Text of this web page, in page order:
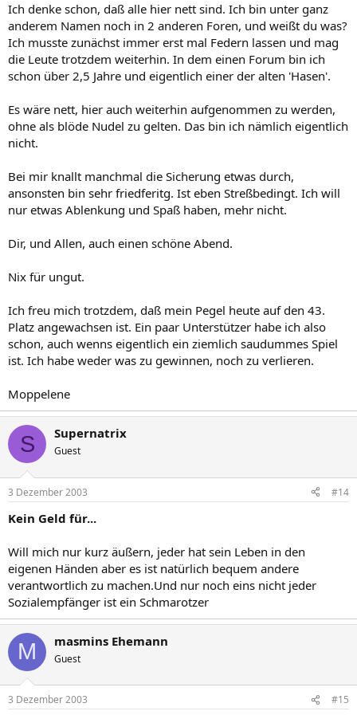
Ich denke schon, daß alle hier nett sind. Ich bin unter ganz
anderem Namen noch in 2 anderen Foren, und weißt du was?
Ich musste zunächst immer erst mal Federn lassen und mag
die Leute trotzdem weiterhin. In dem einen Forum bin ich
schon über 2,5 Jahre und eigentlich einer der alten 'Hasen'.
Es wäre nett, hier auch weiterhin aufgenommen zu werden,
ohne als blöde Nudel zu gelten. Das bin ich nämlich eigentlich
nicht.
Bei mir knallt manchmal die Sicherung etwas durch,
ansonsten bin sehr friedferitg. Ist eben Streßbedingt. Ich will
nur etwas Ablenkung und Spaß haben, mehr nicht.
Dir, und Allen, auch einen schöne Abend.
Nix für ungut.
Ich freu mich trotzdem, daß mein Pegel heute auf den 43.
Platz angewachsen ist. Ein paar Unterstützer habe ich also
schon, auch wenns eigentlich ein ziemlich saudummes Spiel
ist. Ich habe weder was zu gewinnen, noch zu verlieren.
Moppelene
S Supernatrix
Guest
3 Dezember 2003 #14
Kein Geld für...
Will mich nur kurz äußern, jeder hat sein Leben in den
eigenen Händen aber es ist natürlich bequem andere
verantwortlich zu machen.Und nur noch eins nicht jeder
Sozialempfänger ist ein Schmarotzer
M masmins Ehemann
Guest
3 Dezember 2003 #15